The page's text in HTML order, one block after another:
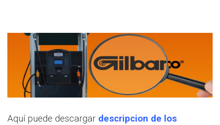
Aquí puede descargar descripcion de los